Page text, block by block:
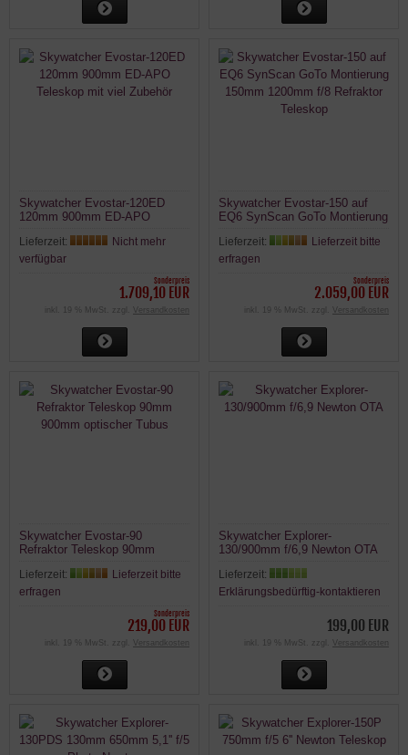
Skywatcher Evostar-120ED
120mm 900mm ED-APO
Lieferzeit:
Nicht mehr
verfügbar
Sonderpreis
1.709,10 EUR
inkl. 19 % MwSt. zzgl. Versandkosten
Skywatcher Evostar-150 auf
EQ6 SynScan GoTo Montierung
Teleskop
Lieferzeit:
Lieferzeit bitte
erfragen
Sonderpreis
2.059,00 EUR
inkl. 19 % MwSt. zzgl. Versandkosten
Skywatcher Evostar-90
Refraktor Teleskop 90mm
Lieferzeit:
Lieferzeit bitte
erfragen
Sonderpreis
219,00 EUR
inkl. 19 % MwSt. zzgl. Versandkosten
Skywatcher Explorer-
130/900mm f/6,9 Newton OTA
Lieferzeit:
Erklärungsbedürftig-kontaktieren
199,00 EUR
inkl. 19 % MwSt. zzgl. Versandkosten